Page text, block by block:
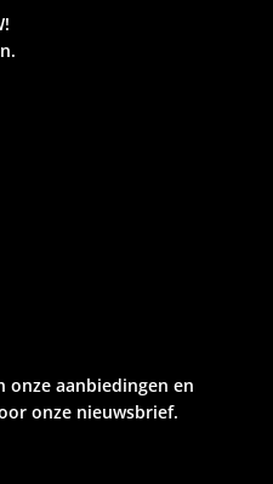
onze aanbiedingen en
onze nieuwsbrief.